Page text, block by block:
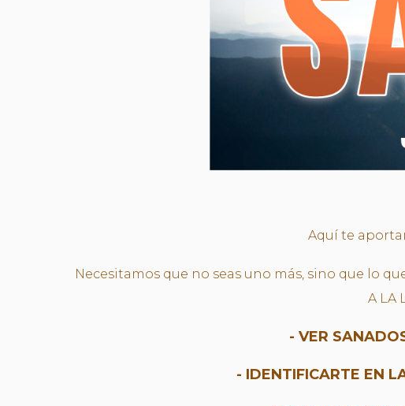
Aquí te
Necesitamos que no seas uno más, sino que lo
A LA
- VER
- IDENTIFICARTE EN